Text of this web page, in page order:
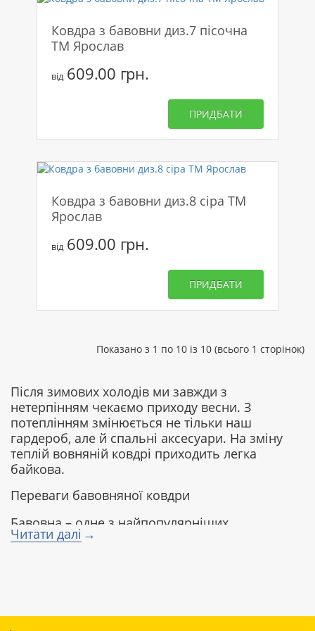
Ковдра з бавовни диз.7 пісочна
ТМ Ярослав
від609.00 грн.
ПРИДБАТИ
Ковдра з бавовни диз.8 сіра ТМ
Ярослав
від609.00 грн.
ПРИДБАТИ
Показано з 1 по 10 із 10 (всього 1 сторінок)
Після зимових холодів ми завжди з
нетерпінням чекаємо приходу весни. З
потеплінням змінюється не тільки наш
гардероб, але й спальні аксесуари. На зміну
теплій вовняній ковдрі приходить легка
байкова.
Переваги бавовняної ковдри
Бавовна – одне з найпопулярніших
натуральних волокон у текстильній
вільну вентиляцію, що особливо важливо в
Читати далі